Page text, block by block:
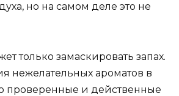
но на самом деле это не
только замаскировать запах.
нежелательных ароматов в
проверенные и действенные